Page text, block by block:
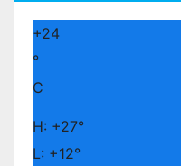
+24
°
C
H: +27°
L: +12°